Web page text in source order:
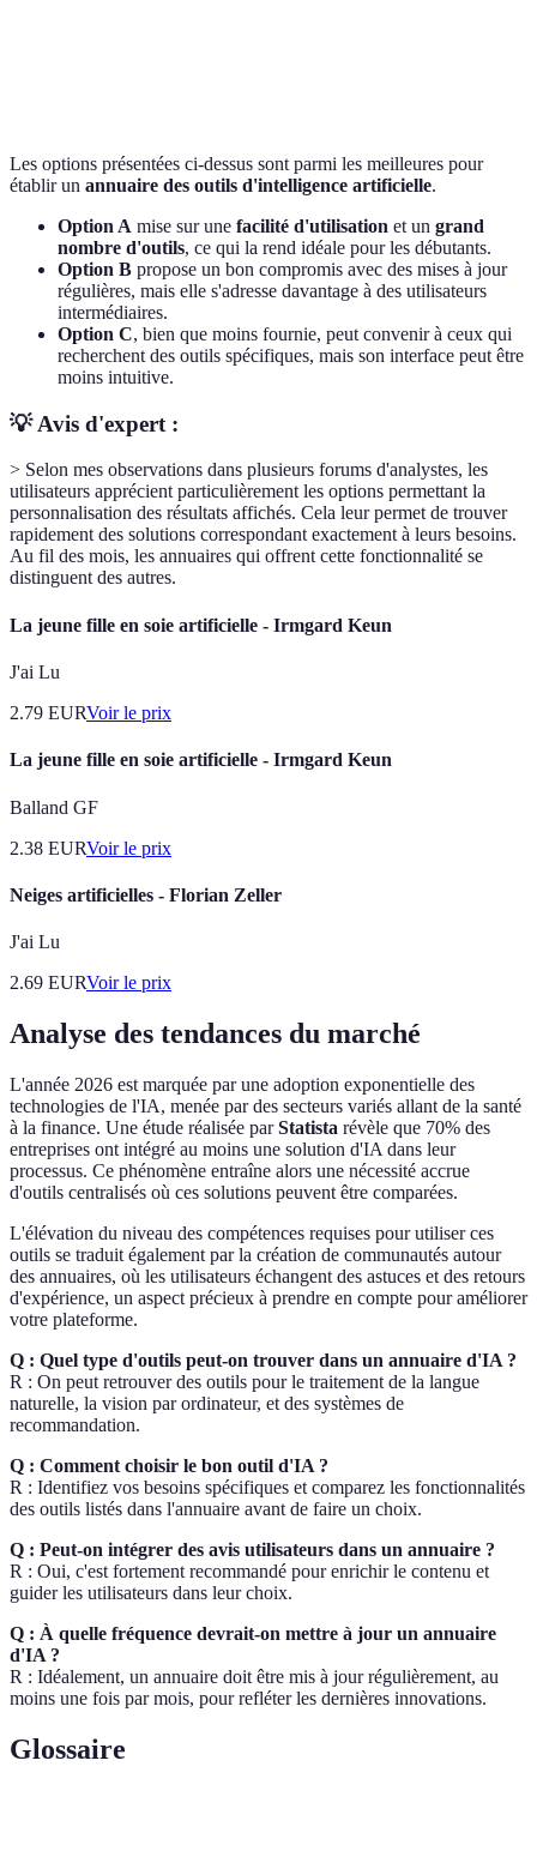
Les options présentées ci-dessus sont parmi les meilleures pour
établir un annuaire des outils d'intelligence artificielle.
Option A mise sur une facilité d'utilisation et un grand
nombre d'outils, ce qui la rend idéale pour les débutants.
Option B propose un bon compromis avec des mises à jour
régulières, mais elle s'adresse davantage à des utilisateurs
intermédiaires.
Option C, bien que moins fournie, peut convenir à ceux qui
recherchent des outils spécifiques, mais son interface peut être
moins intuitive.
💡 Avis d'expert :
> Selon mes observations dans plusieurs forums d'analystes, les
utilisateurs apprécient particulièrement les options permettant la
personnalisation des résultats affichés. Cela leur permet de trouver
rapidement des solutions correspondant exactement à leurs besoins.
Au fil des mois, les annuaires qui offrent cette fonctionnalité se
distinguent des autres.
La jeune fille en soie artificielle - Irmgard Keun
J'ai Lu
2.79 EURVoir le prix
La jeune fille en soie artificielle - Irmgard Keun
Balland GF
2.38 EURVoir le prix
Neiges artificielles - Florian Zeller
J'ai Lu
2.69 EURVoir le prix
Analyse des tendances du marché
L'année 2026 est marquée par une adoption exponentielle des
technologies de l'IA, menée par des secteurs variés allant de la santé
à la finance. Une étude réalisée parStatista révèle que 70% des
entreprises ont intégré au moins une solution d'IA dans leur
processus. Ce phénomène entraîne alors une nécessité accrue
d'outils centralisés où ces solutions peuvent être comparées.
L'élévation du niveau des compétences requises pour utiliser ces
outils se traduit également par la création de communautés autour
des annuaires, où les utilisateurs échangent des astuces et des retours
d'expérience, un aspect précieux à prendre en compte pour améliorer
votre plateforme.
Q : Quel type d'outils peut-on trouver dans un annuaire d'IA ?
R : On peut retrouver des outils pour le traitement de la langue
naturelle, la vision par ordinateur, et des systèmes de
recommandation.
Q : Comment choisir le bon outil d'IA ?
R : Identifiez vos besoins spécifiques et comparez les fonctionnalités
des outils listés dans l'annuaire avant de faire un choix.
Q : Peut-on intégrer des avis utilisateurs dans un annuaire ?
R : Oui, c'est fortement recommandé pour enrichir le contenu et
guider les utilisateurs dans leur choix.
Q : À quelle fréquence devrait-on mettre à jour un annuaire
d'IA ?
R : Idéalement, un annuaire doit être mis à jour régulièrement, au
moins une fois par mois, pour refléter les dernières innovations.
Glossaire